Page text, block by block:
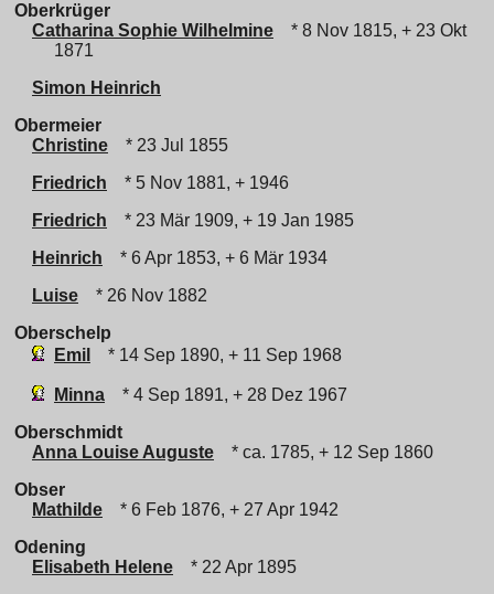
Oberkrüger
Catharina Sophie Wilhelmine
* 8 Nov 1815, + 23 Okt
1871
Simon Heinrich
Obermeier
Christine
* 23 Jul 1855
Friedrich
* 5 Nov 1881, + 1946
Friedrich
* 23 Mär 1909, + 19 Jan 1985
Heinrich
* 6 Apr 1853, + 6 Mär 1934
Luise
* 26 Nov 1882
Oberschelp
Emil
* 14 Sep 1890, + 11 Sep 1968
Minna
* 4 Sep 1891, + 28 Dez 1967
Oberschmidt
Anna Louise Auguste
* ca. 1785, + 12 Sep 1860
Obser
Mathilde
* 6 Feb 1876, + 27 Apr 1942
Odening
Elisabeth Helene
* 22 Apr 1895